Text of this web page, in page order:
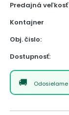
Predajná veľkosť
Kontajner
Obj. čislo:
Dostupnosť:
Odosielame